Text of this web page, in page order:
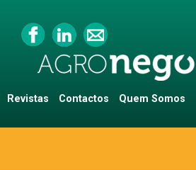
Revistas Contactos Quem Somos